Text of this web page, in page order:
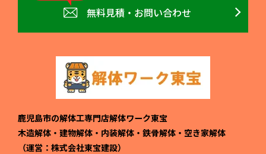
無料見積・お問い合わせ
鹿児島市の解体工専門店解体ワーク東宝
木造解体・建物解体・内装解体・鉄骨解体・空き家解体
（運営：株式会社東宝建設）